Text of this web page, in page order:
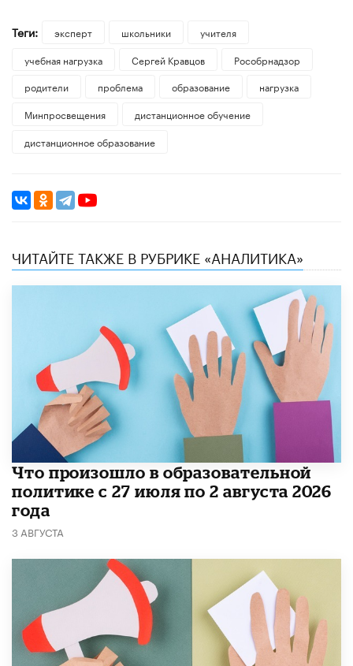
Теги: эксперт школьники
учителя
учебная нагрузка
Сергей Кравцов
Рособрнадзор
родители
проблема образование
нагрузка
Минпросвещения
дистанционное обучение
дистанционное образование
ЧИТАЙТЕ ТАКЖЕ В РУБРИКЕ «АНАЛИТИКА»
​Что произошло в образовательной
политике с 27 июля по 2 августа 2026
года
3 АВГУСТА